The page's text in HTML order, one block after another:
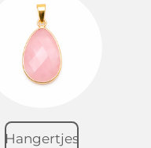
Hangertjes